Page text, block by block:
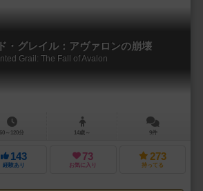
・グレイル：アヴァロンの崩壊
Grail: The Fall of Avalon
60～120分 14歳～ 9件
143
経験あり
73
お気に入り
273
持ってる